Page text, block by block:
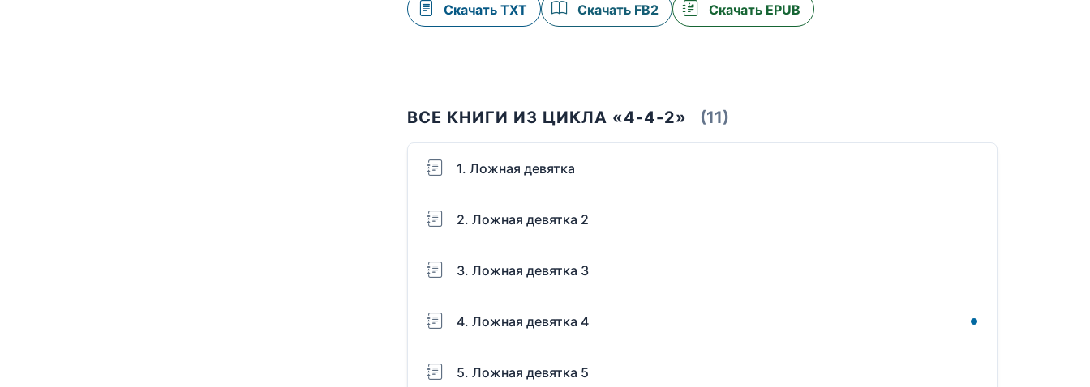
Скачать TXT Скачать FB2 Скачать EPUB
ВСЕ КНИГИ ИЗ ЦИКЛА «4-4-2» (11)
1. Ложная девятка
2. Ложная девятка 2
3. Ложная девятка 3
4. Ложная девятка 4
5. Ложная девятка 5